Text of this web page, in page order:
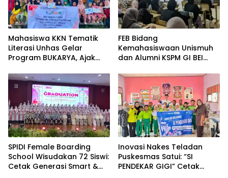
Mahasiswa KKN Tematik
Literasi Unhas Gelar
Program BUKARYA, Ajak
Ubah Bacaan Jadi Karya
FEB Bidang
Kemahasiswaan Unismuh
dan Alumni KSPM GI BEI
Sekuritas Beker Gelar
Dorong Literasi Investasi
dan Penguatan Prestasi
Mahasiswa
SPIDI Female Boarding
School Wisudakan 72 Siswi:
Cetak Generasi Smart &
Inovasi Nakes Teladan
Puskesmas Satui: “SI
PENDEKAR GIGI” Cetak